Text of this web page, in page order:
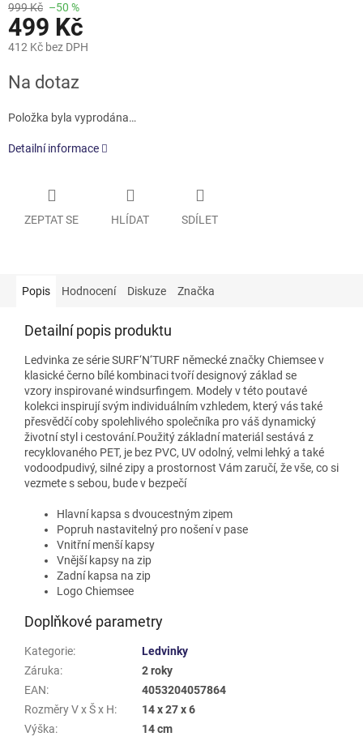
999 Kč –50 %
499 Kč
412 Kč bez DPH
cena:
Na dotaz
Položka byla vyprodána…
Detailní informace
ZEPTAT SE HLÍDAT SDÍLET
Popis Hodnocení Diskuze Značka
Detailní popis produktu
Ledvinka ze série SURF‘N‘TURF německé značky Chiemsee v
klasické černo bílé kombinaci tvoří designový základ se
vzory inspirované windsurfingem. Modely v této poutavé
kolekci inspirují svým individuálním vzhledem, který vás také
přesvědčí coby spolehlivého společníka pro váš dynamický
životní styl i cestování.Použitý základní materiál sestává z
recyklovaného PET, je bez PVC, UV odolný, velmi lehký a také
vodoodpudivý, silné zipy a prostornost Vám zaručí, že vše, co si
vezmete s sebou, bude v bezpečí
Hlavní kapsa s dvoucestným zipem
Popruh nastavitelný pro nošení v pase
Vnitřní menší kapsy
Vnější kapsy na zip
Zadní kapsa na zip
Logo Chiemsee
Doplňkové parametry
Kategorie:
Ledvinky
Záruka:
2 roky
EAN:
4053204057864
Rozměry V x Š x H:
14 x 27 x 6
Výška:
14 cm